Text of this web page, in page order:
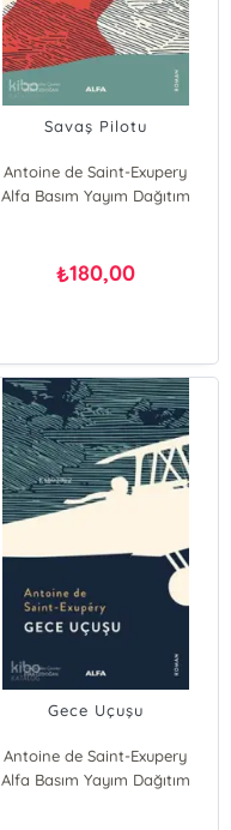
Savaş Pilotu
Antoine de Saint-Exupery
Alfa Basım Yayım Dağıtım
₺180,00
Gece Uçuşu
Antoine de Saint-Exupery
Alfa Basım Yayım Dağıtım